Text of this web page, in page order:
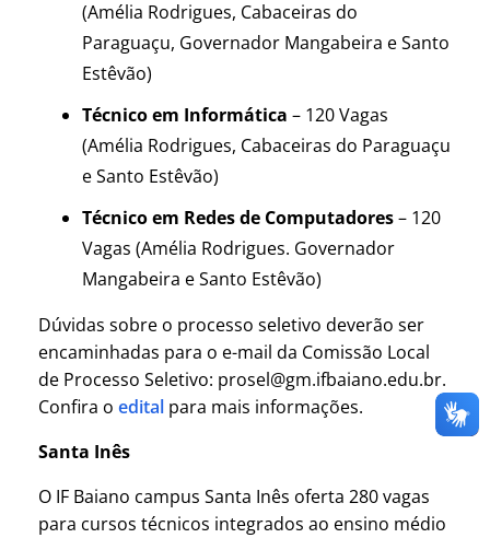
(Amélia Rodrigues, Cabaceiras do
Paraguaçu, Governador Mangabeira e Santo
Estêvão)
Técnico em Informática – 120 Vagas
(Amélia Rodrigues, Cabaceiras do Paraguaçu
e Santo Estêvão)
Técnico em Redes de Computadores– 120
Vagas (Amélia Rodrigues. Governador
Mangabeira e Santo Estêvão)
Dúvidas sobre o processo seletivo deverão ser
encaminhadas para o e-mail da Comissão Local
de Processo Seletivo: prosel@gm.ifbaiano.edu.br.
Confira o edital para mais informações.
Santa Inês
O IF Baiano campus Santa Inês oferta 280 vagas
para cursos técnicos integrados ao ensino médio